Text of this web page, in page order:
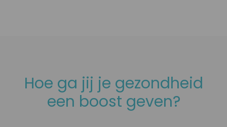
Hoe ga jij je gezondheid
een boost geven?